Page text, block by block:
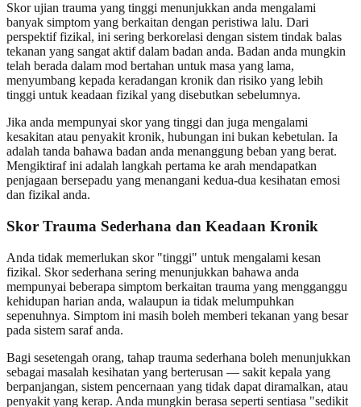
Skor ujian trauma yang tinggi menunjukkan anda mengalami
banyak simptom yang berkaitan dengan peristiwa lalu. Dari
perspektif fizikal, ini sering berkorelasi dengan sistem tindak balas
tekanan yang sangat aktif dalam badan anda. Badan anda mungkin
telah berada dalam mod bertahan untuk masa yang lama,
menyumbang kepada keradangan kronik dan risiko yang lebih
tinggi untuk keadaan fizikal yang disebutkan sebelumnya.
Jika anda mempunyai skor yang tinggi dan juga mengalami
kesakitan atau penyakit kronik, hubungan ini bukan kebetulan. Ia
adalah tanda bahawa badan anda menanggung beban yang berat.
Mengiktiraf ini adalah langkah pertama ke arah mendapatkan
penjagaan bersepadu yang menangani kedua-dua kesihatan emosi
dan fizikal anda.
Skor Trauma Sederhana dan Keadaan Kronik
Anda tidak memerlukan skor "tinggi" untuk mengalami kesan
fizikal. Skor sederhana sering menunjukkan bahawa anda
mempunyai beberapa simptom berkaitan trauma yang mengganggu
kehidupan harian anda, walaupun ia tidak melumpuhkan
sepenuhnya. Simptom ini masih boleh memberi tekanan yang besar
pada sistem saraf anda.
Bagi sesetengah orang, tahap trauma sederhana boleh menunjukkan
sebagai masalah kesihatan yang berterusan — sakit kepala yang
berpanjangan, sistem pencernaan yang tidak dapat diramalkan, atau
penyakit yang kerap. Anda mungkin berasa seperti sentiasa "sedikit